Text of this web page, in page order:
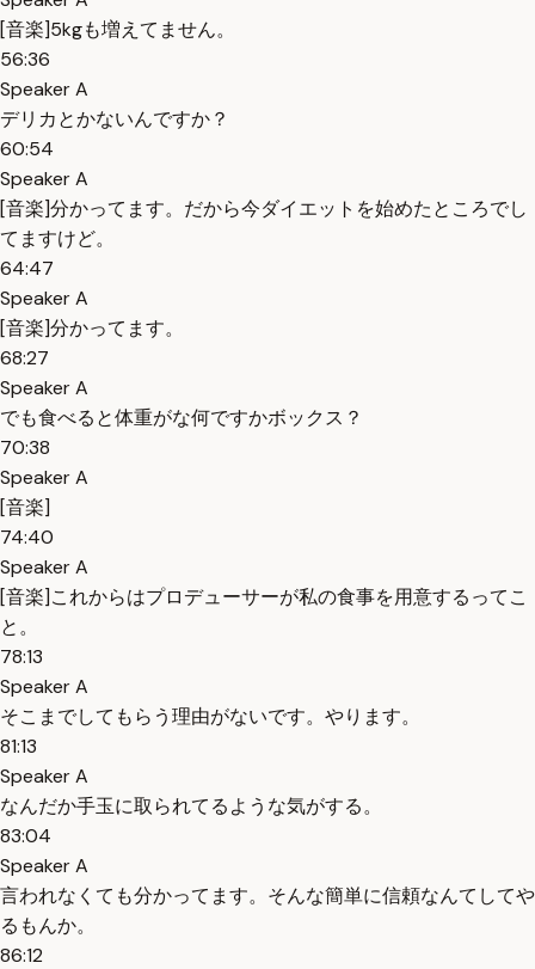
[音楽]5kgも増えてません。
56:36
Speaker A
デリカとかないんですか？
60:54
Speaker A
[音楽]分かってます。だから今ダイエットを始めたところでし
てますけど。
64:47
Speaker A
[音楽]分かってます。
68:27
Speaker A
でも食べると体重がな何ですかボックス？
70:38
Speaker A
[音楽]
74:40
Speaker A
[音楽]これからはプロデューサーが私の食事を用意するってこ
と。
78:13
Speaker A
そこまでしてもらう理由がないです。やります。
81:13
Speaker A
なんだか手玉に取られてるような気がする。
83:04
Speaker A
言われなくても分かってます。そんな簡単に信頼なんてしてや
るもんか。
86:12